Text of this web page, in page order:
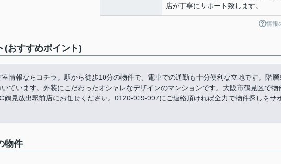
店が丁寧にサポート致します。
情報
(おすすめポイント)
情報ならコチラ。駅から徒歩10分の物件で、電車での通勤も十分便利な立地です。階層
ています。外装にこだわったオシャレなデザインのマンションです。大阪市鶴見区で物
鶴見放出駅前店にお任せください。0120-939-997にご連絡頂ければ全力で物件探しをサ
物件